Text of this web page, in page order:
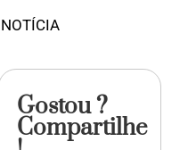
Gostou ?
Compartilhe